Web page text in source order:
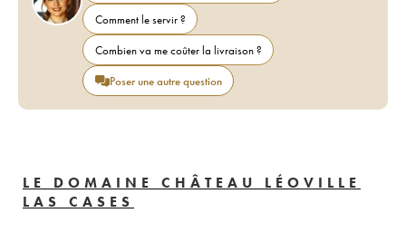
Comment le servir ?
Combien va me coûter la livraison ?
Poser une autre question
LE DOMAINE CHÂTEAU LÉOVILLE
LAS CASES